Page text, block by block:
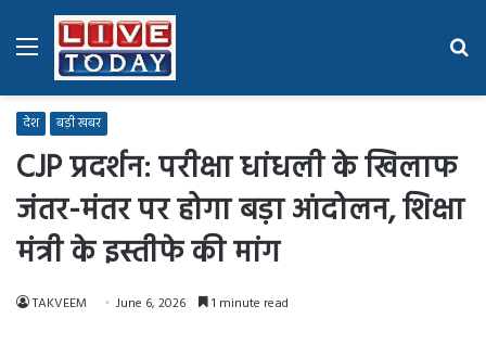
Menu
देश बड़ी खबर
CJP प्रदर्शन: परीक्षा धांधली के खिलाफ
जंतर-मंतर पर होगा बड़ा आंदोलन, शिक्षा
मंत्री के इस्तीफे की मांग
TAKVEEM June 6, 2026 1 minute read